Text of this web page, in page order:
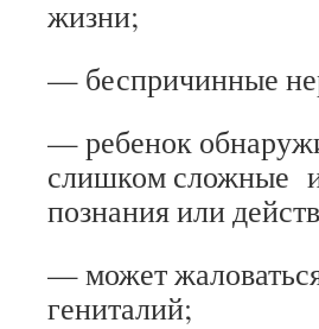
жизни;
— беспричинные
— ребенок
слишком сложные
познания или
— может
гениталий;